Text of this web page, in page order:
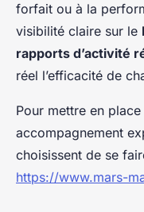
forfait ou à la
visibilité claire sur le
rapports d’activité
réel l’efficacité de
Pour mettre en
accompagnement
choisissent de se
https://www.mars-